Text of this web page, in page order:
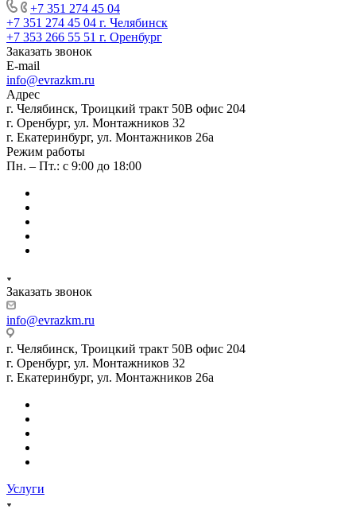
+7 351 274 45 04
+7 351 274 45 04 г. Челябинск
+7 353 266 55 51 г. Оренбург
Заказать звонок
E-mail
info@evrazkm.ru
Адрес
г. Челябинск, Троицкий тракт 50В офис 204
г. Оренбург, ул. Монтажников 32
г. Екатеринбург, ул. Монтажников 26а
Режим работы
Пн. – Пт.: с 9:00 до 18:00
Заказать звонок
info@evrazkm.ru
г. Челябинск, Троицкий тракт 50В офис 204
г. Оренбург, ул. Монтажников 32
г. Екатеринбург, ул. Монтажников 26а
Услуги